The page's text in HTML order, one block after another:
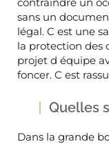
sans un
légal. C est une
la protection des
projet d équipe
foncer. C est
Quelles
Dans la grande